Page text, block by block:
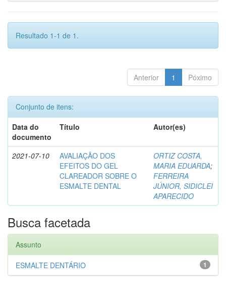
Resultado 1-1 de 1.
Anterior 1 Póximo
Conjunto de itens:
Data do
documento
Título Autor(es)
2021-07-10
AVALIAÇÃO DOS
EFEITOS DO GEL
CLAREADOR SOBRE O
ESMALTE DENTAL
ORTIZ COSTA,
MARIA EDUARDA;
FERREIRA
JÚNIOR, SIDICLEI
APARECIDO
Busca facetada
Assunto
1
ESMALTE DENTÁRIO